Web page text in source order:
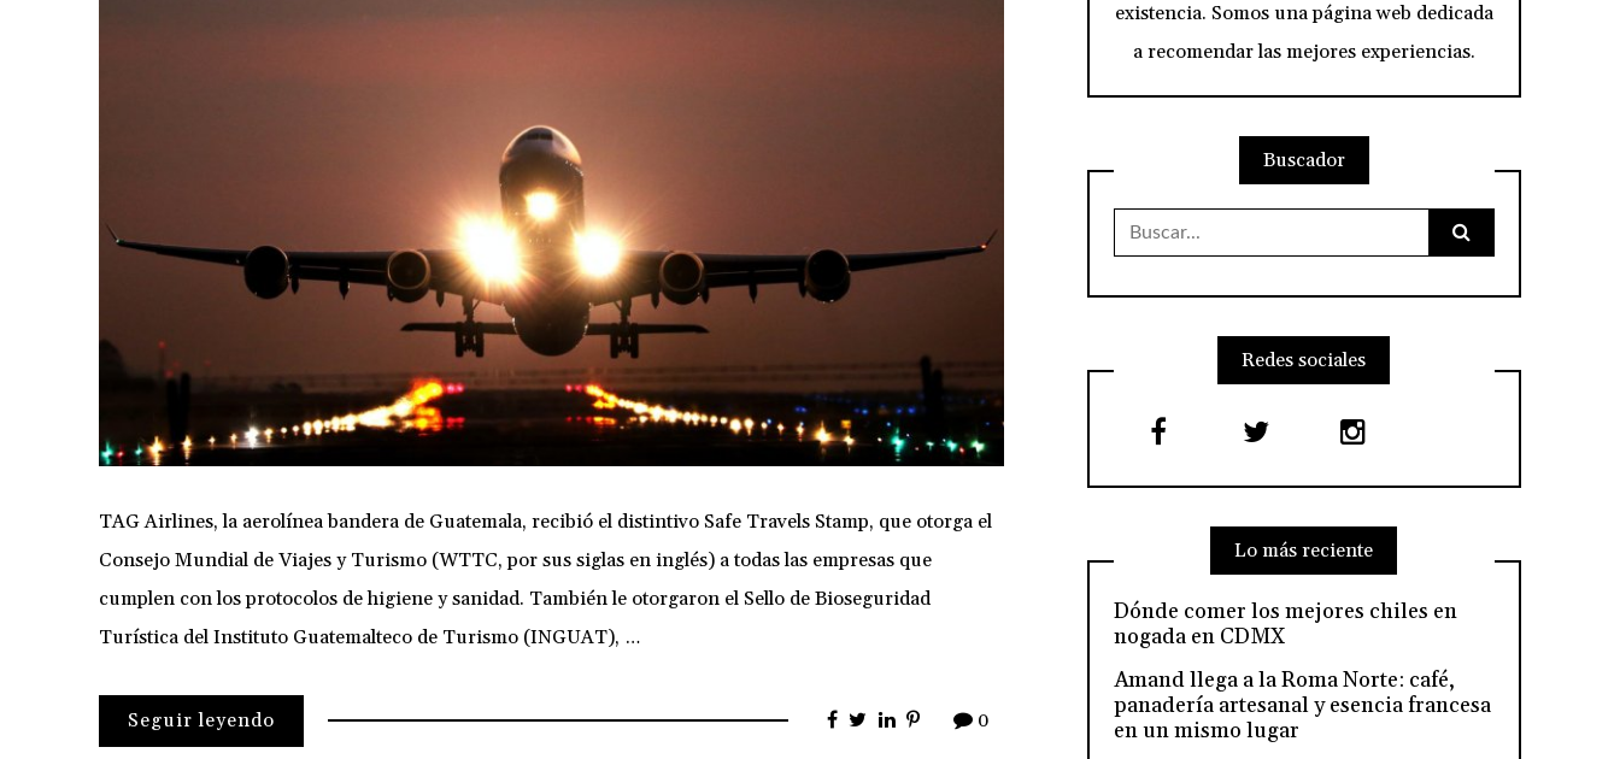
TAG Airlines, la aerolínea bandera de Guatemala, recibió el distintivo Safe Travels Stamp, que otorga el
Consejo Mundial de Viajes y Turismo (WTTC, por sus siglas en inglés) a todas las empresas que
cumplen con los protocolos de higiene y sanidad. También le otorgaron el Sello de Bioseguridad
Turística del Instituto Guatemalteco de Turismo (INGUAT), …
Seguir leyendo 0
existencia. Somos una página web dedicada
a recomendar las mejores experiencias.
Buscador
Redes sociales
Lo más reciente
Dónde comer los mejores chiles en
nogada en CDMX
Amand llega a la Roma Norte: café,
panadería artesanal y esencia francesa
en un mismo lugar